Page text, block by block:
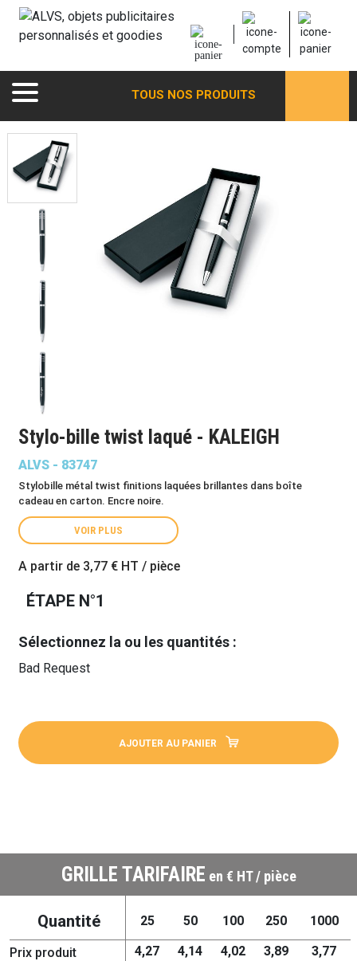
TOUS NOS PRODUITS
Stylo-bille twist laqué - KALEIGH
ALVS - 83747
Stylobille métal twist finitions laquées brillantes dans boîte
cadeau en carton. Encre noire.
VOIR PLUS
A partir de 3,77 € HT / pièce
ÉTAPE N°1
Sélectionnez la ou les quantités :
Bad Request
AJOUTER AU PANIER
GRILLE TARIFAIRE en € HT / pièce
Quantité 25 50 100 250 1000
Prix produit 4,27 4,14 4,02 3,89
3,77